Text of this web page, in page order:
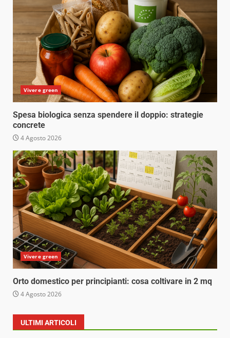
Vivere green
Spesa biologica senza spendere il doppio: strategie
concrete
4 Agosto 2026
Vivere green
Orto domestico per principianti: cosa coltivare in 2 mq
4 Agosto 2026
ULTIMI ARTICOLI